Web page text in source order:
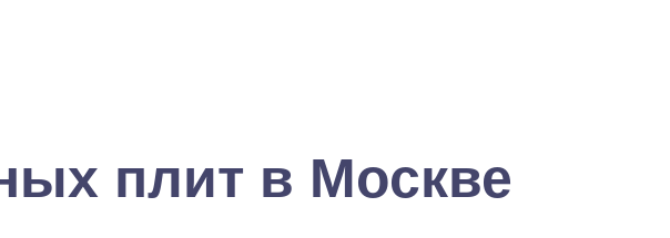
плит в Москве